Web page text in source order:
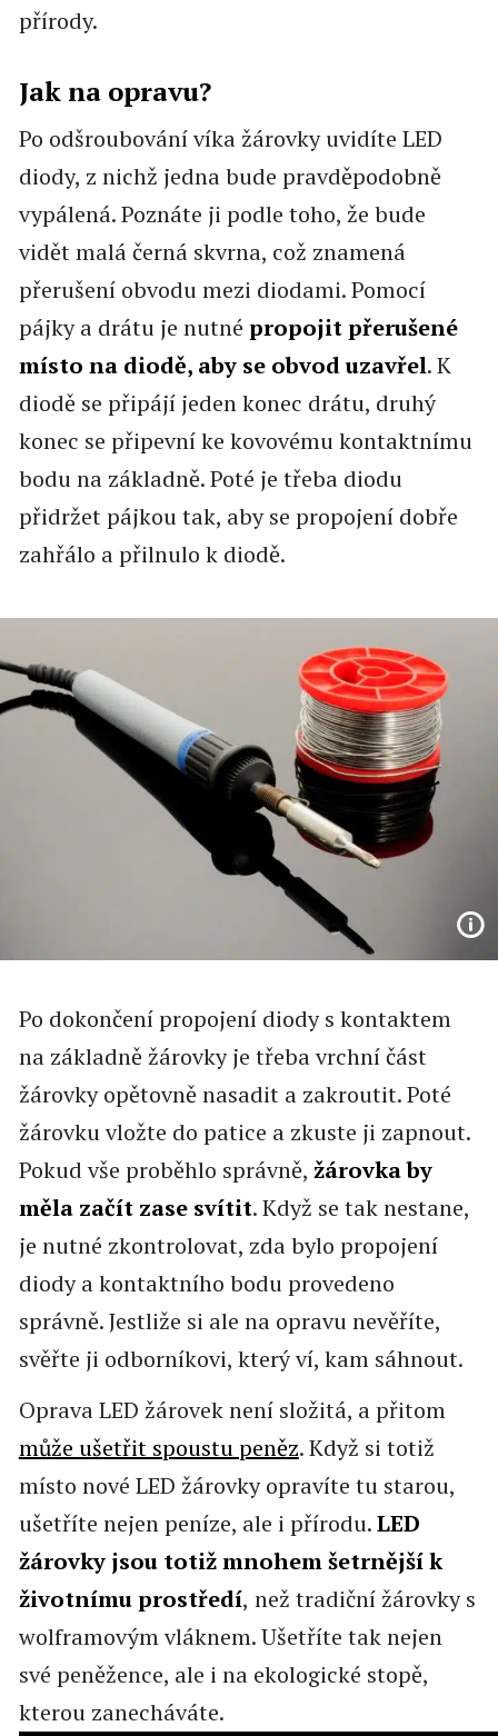
přírody.
Jak na opravu?
Po odšroubování víka žárovky uvidíte LED
diody, z nichž jedna bude pravděpodobně
vypálená. Poznáte ji podle toho, že bude
vidět malá černá skvrna, což znamená
přerušení obvodu mezi diodami. Pomocí
pájky a drátu je nutné propojit přerušené
místo na diodě, aby se obvod uzavřel. K
diodě se připájí jeden konec drátu, druhý
konec se připevní ke kovovému kontaktnímu
bodu na základně. Poté je třeba diodu
přidržet pájkou tak, aby se propojení dobře
zahřálo a přilnulo k diodě.
Po dokončení propojení diody s kontaktem
na základně žárovky je třeba vrchní část
žárovky opětovně nasadit a zakroutit. Poté
žárovku vložte do patice a zkuste ji zapnout.
Pokud vše proběhlo správně, žárovka by
měla začít zase svítit. Když se tak nestane,
je nutné zkontrolovat, zda bylo propojení
diody a kontaktního bodu provedeno
správně. Jestliže si ale na opravu nevěříte,
svěřte ji odborníkovi, který ví, kam sáhnout.
Oprava LED žárovek není složitá, a přitom
může ušetřit spoustu peněz. Když si totiž
místo nové LED žárovky opravíte tu starou,
ušetříte nejen peníze, ale i přírodu.LED
žárovky jsou totiž mnohem šetrnější k
životnímu prostředí, než tradiční žárovky s
wolframovým vláknem. Ušetříte tak nejen
své peněžence, ale i na ekologické stopě,
kterou zanecháváte.